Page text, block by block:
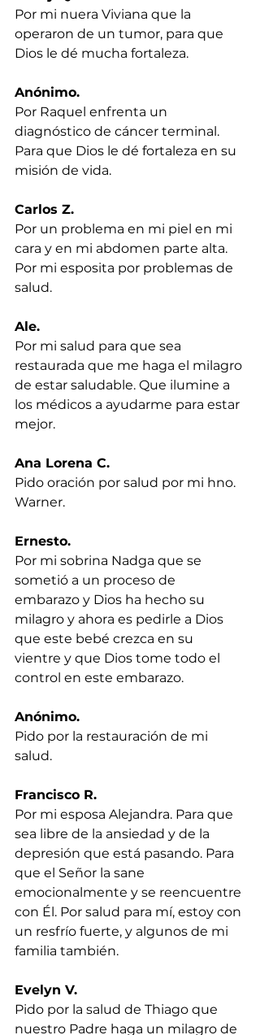
Por mi nuera Viviana que la
operaron de un tumor, para que
Dios le dé mucha fortaleza.
Anónimo.
Por Raquel enfrenta un
diagnóstico de cáncer terminal.
Para que Dios le dé fortaleza en su
misión de vida.
Carlos Z.
Por un problema en mi piel en mi
cara y en mi abdomen parte alta.
Por mi esposita por problemas de
salud.
Ale.
Por mi salud para que sea
restaurada que me haga el milagro
de estar saludable. Que ilumine a
los médicos a ayudarme para estar
mejor.
Ana Lorena C.
Pido oración por salud por mi hno.
Warner.
Ernesto.
Por mi sobrina Nadga que se
sometió a un proceso de
embarazo y Dios ha hecho su
milagro y ahora es pedirle a Dios
que este bebé crezca en su
vientre y que Dios tome todo el
control en este embarazo.
Anónimo.
Pido por la restauración de mi
salud.
Francisco R.
Por mi esposa Alejandra. Para que
sea libre de la ansiedad y de la
depresión que está pasando. Para
que el Señor la sane
emocionalmente y se reencuentre
con Él. Por salud para mí, estoy con
un resfrío fuerte, y algunos de mi
familia también.
Evelyn V.
Pido por la salud de Thiago que
nuestro Padre haga un milagro de